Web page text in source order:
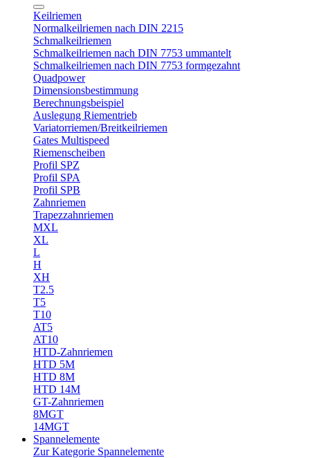
Keilriemen
Normalkeilriemen nach DIN 2215
Schmalkeilriemen
Schmalkeilriemen nach DIN 7753 ummantelt
Schmalkeilriemen nach DIN 7753 formgezahnt
Quadpower
Dimensionsbestimmung
Berechnungsbeispiel
Auslegung Riementrieb
Variatorriemen/Breitkeilriemen
Gates Multispeed
Riemenscheiben
Profil SPZ
Profil SPA
Profil SPB
Zahnriemen
Trapezzahnriemen
MXL
XL
L
H
XH
T2.5
T5
T10
AT5
AT10
HTD-Zahnriemen
HTD 5M
HTD 8M
HTD 14M
GT-Zahnriemen
8MGT
14MGT
Spannelemente
Zur Kategorie Spannelemente